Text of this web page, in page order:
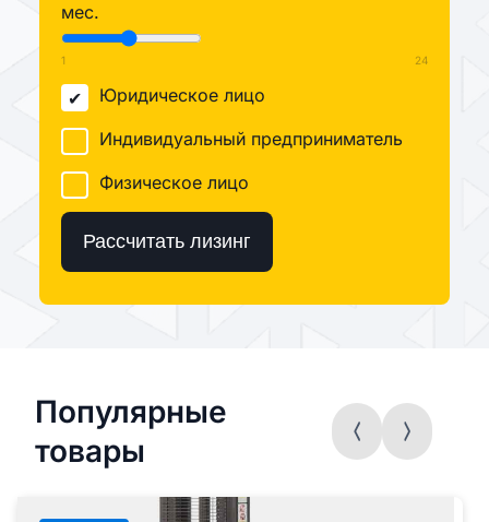
мес.
1 24
Юридическое лицо
Индивидуальный предприниматель
Физическое лицо
Рассчитать лизинг
Популярные
товары